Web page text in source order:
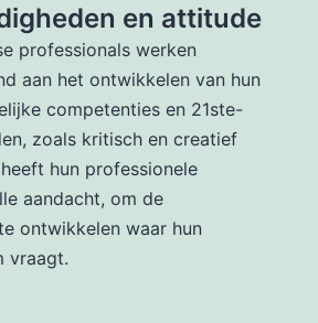
en attitude
professionals werken
aan het ontwikkelen van hun
competenties en 21ste-
zoals kritisch en creatief
hun professionele
aandacht, om de
ontwikkelen waar hun
vraagt.